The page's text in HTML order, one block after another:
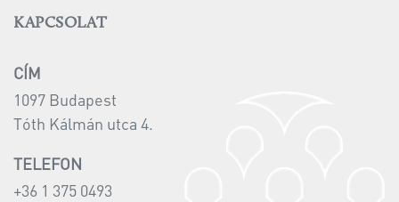
KAPCSOLAT
CÍM
1097 Budapest
Tóth Kálmán utca 4.
TELEFON
+36 1 375 0493